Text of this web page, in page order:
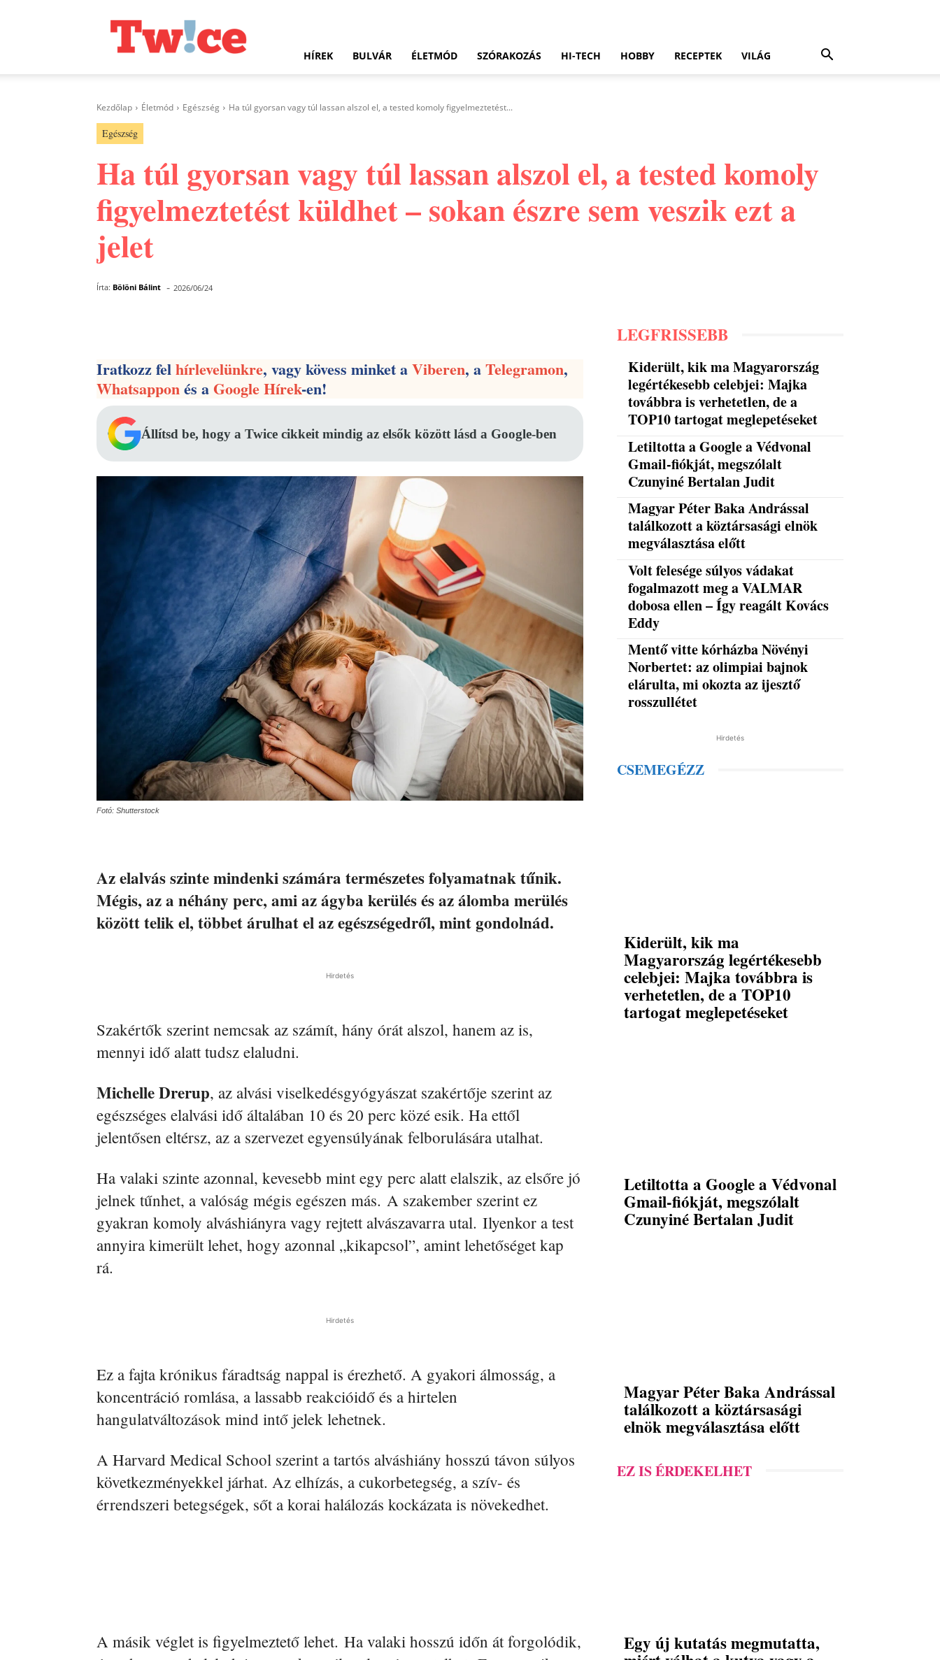
HÍREK BULVÁR ÉLETMÓD SZÓRAKOZÁS HI-TECH HOBBY RECEPTEK VILÁG
Kezdőlap Életmód Egészség Ha túl gyorsan vagy túl lassan alszol el, a tested komoly figyelmeztetést...
Egészség
Ha túl gyorsan vagy túl lassan alszol el, a tested komoly
figyelmeztetést küldhet – sokan észre sem veszik ezt a
jelet
Írta: Bölöni Bálint - 2026/06/24
Iratkozz felhírlevelünkre, vagy kövess minket aViberen, aTelegramon,
Whatsapponés aGoogle Hírek-en!
Állítsd be, hogy a Twice cikkeit mindig az elsők között lásd a Google-ben
Fotó: Shutterstock
Az elalvás szinte mindenki számára természetes folyamatnak tűnik.
Mégis, az a néhány perc, ami az ágyba kerülés és az álomba merülés
között telik el, többet árulhat el az egészségedről, mint gondolnád.
Hirdetés
Szakértők szerint nemcsak az számít, hány órát alszol, hanem az is,
mennyi idő alatt tudsz elaludni.
Michelle Drerup, az alvási viselkedésgyógyászat szakértője szerint az
egészséges elalvási idő általában 10 és 20 perc közé esik. Ha ettől
jelentősen eltérsz, az a szervezet egyensúlyának felborulására utalhat.
Ha valaki szinte azonnal, kevesebb mint egy perc alatt elalszik, az elsőre jó
jelnek tűnhet, a valóság mégis egészen más. A szakember szerint ez
gyakran komoly alváshiányra vagy rejtett alvászavarra utal. Ilyenkor a test
annyira kimerült lehet, hogy azonnal „kikapcsol”, amint lehetőséget kap
rá.
Hirdetés
Ez a fajta krónikus fáradtság nappal is érezhető. A gyakori álmosság, a
koncentráció romlása, a lassabb reakcióidő és a hirtelen
hangulatváltozások mind intő jelek lehetnek.
A Harvard Medical School szerint a tartós alváshiány hosszú távon súlyos
következményekkel járhat. Az elhízás, a cukorbetegség, a szív- és
érrendszeri betegségek, sőt a korai halálozás kockázata is növekedhet.
A másik véglet is figyelmeztető lehet. Ha valaki hosszú időn át forgolódik,
LEGFRISSEBB
Kiderült, kik ma Magyarország
legértékesebb celebjei: Majka
továbbra is verhetetlen, de a
TOP10 tartogat meglepetéseket
Letiltotta a Google a Védvonal
Gmail-fiókját, megszólalt
Czunyiné Bertalan Judit
Magyar Péter Baka Andrással
találkozott a köztársasági elnök
megválasztása előtt
Volt felesége súlyos vádakat
fogalmazott meg a VALMAR
dobosa ellen – Így reagált Kovács
Eddy
Mentő vitte kórházba Növényi
Norbertet: az olimpiai bajnok
elárulta, mi okozta az ijesztő
rosszullétet
Hirdetés
CSEMEGÉZZ
Kiderült, kik ma
Magyarország legértékesebb
celebjei: Majka továbbra is
verhetetlen, de a TOP10
tartogat meglepetéseket
Letiltotta a Google a Védvonal
Gmail-fiókját, megszólalt
Czunyiné Bertalan Judit
Magyar Péter Baka Andrással
találkozott a köztársasági
elnök megválasztása előtt
EZ IS ÉRDEKELHET
Egy új kutatás megmutatta,